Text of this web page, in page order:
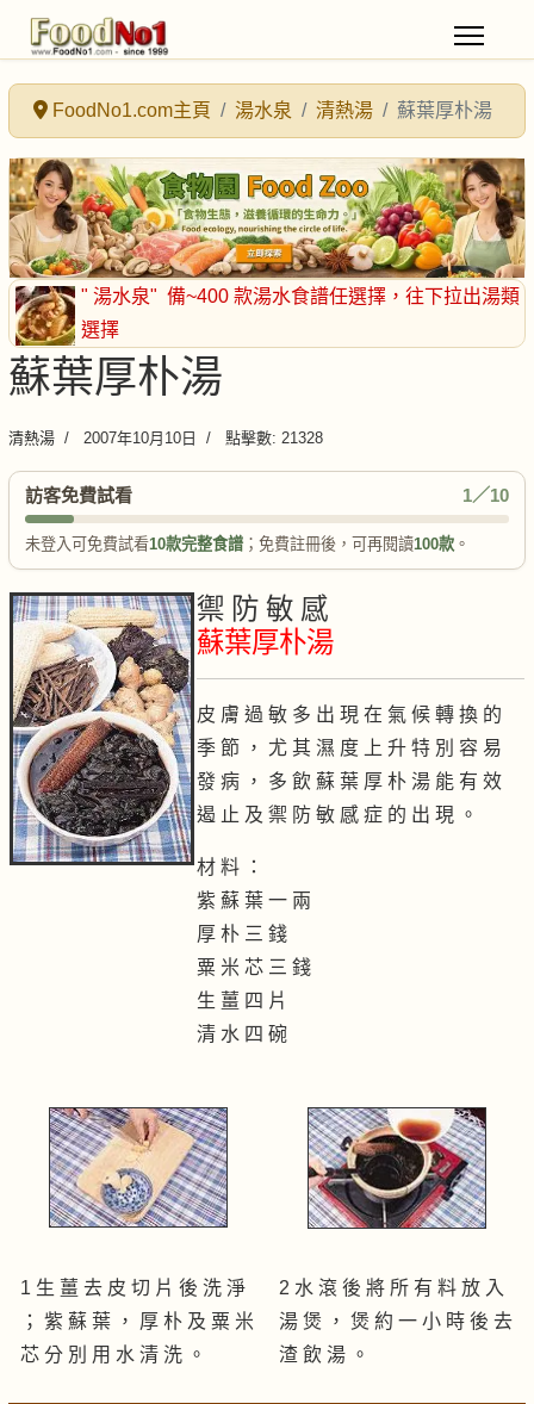
FoodNo1.com主頁 湯水泉 清熱湯 蘇葉厚朴湯
" 湯水泉" 備~400 款湯水食譜任選擇 ，往下拉出湯類
選擇
蘇葉厚朴湯
清熱湯 2007年10月10日 點擊數: 21328
訪客免費試看 1／10
未登入可免費試看10款完整食譜 ；免費註冊後，可再閱讀100款 。
禦 防 敏 感
蘇葉厚朴湯
皮 膚 過 敏 多 出 現 在 氣 候 轉 換 的
季 節 ， 尤 其 濕 度 上 升 特 別 容 易
發 病 ， 多 飲 蘇 葉 厚 朴 湯 能 有 效
遏 止 及 禦 防 敏 感 症 的 出 現 。
材 料 ：
紫 蘇 葉 一 兩
厚 朴 三 錢
粟 米 芯 三 錢
生 薑 四 片
清 水 四 碗
1 生 薑 去 皮 切 片 後 洗 淨
； 紫 蘇 葉 ， 厚 朴 及 粟 米
芯 分 別 用 水 清 洗 。
2 水 滾 後 將 所 有 料 放 入
湯 煲 ， 煲 約 一 小 時 後 去
渣 飲 湯 。